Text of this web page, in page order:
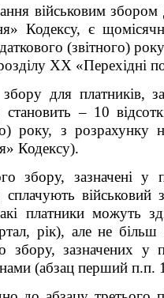
військовим
Кодексу, є
(звітного)
XX «Перехідні
збору для
– 10
року, з
Кодексу).
збору, зазначені
платники можуть
рік), але не
збору,
(абзац перший п.п.